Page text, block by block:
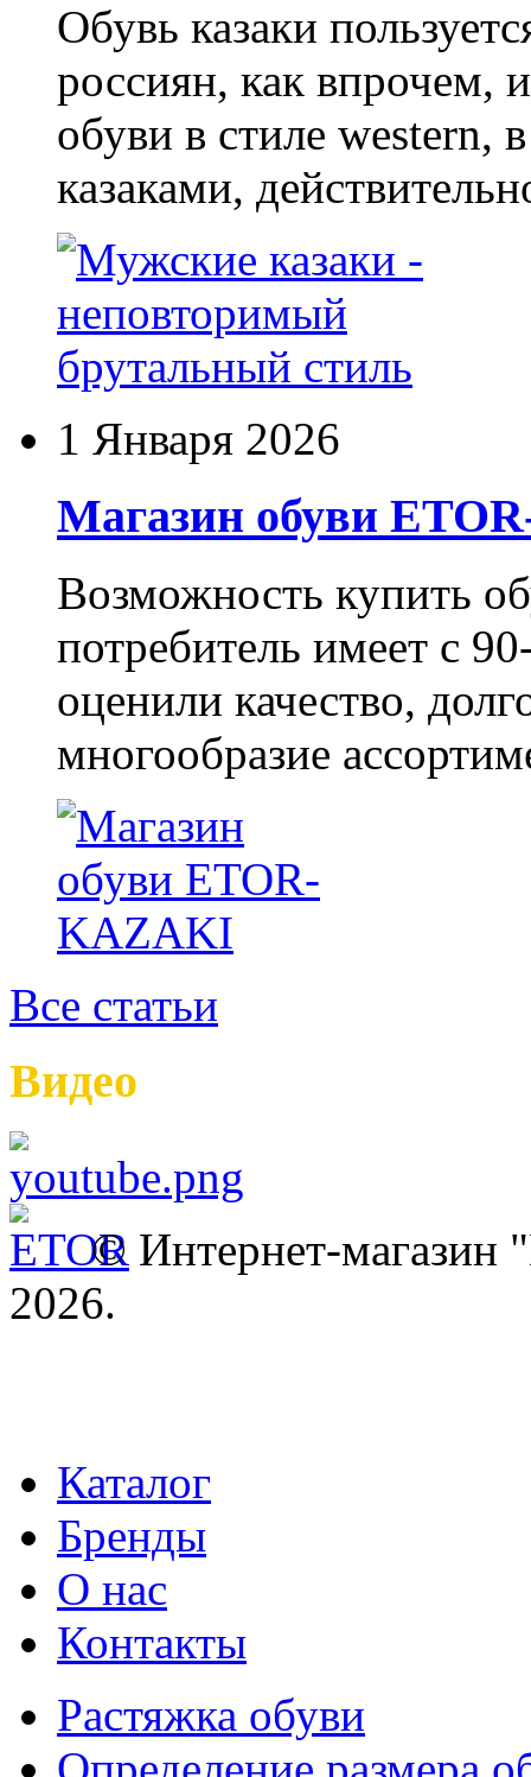
Обувь казаки
россиян, как впрочем,
обуви в стиле western,
казаками,
1 Января 2026
Магазин обуви
Возможность купить
потребитель имеет с
оценили качество,
многообразие
Все статьи
Видео
© Интернет-
2026.
Каталог
Бренды
О нас
Контакты
Растяжка обуви